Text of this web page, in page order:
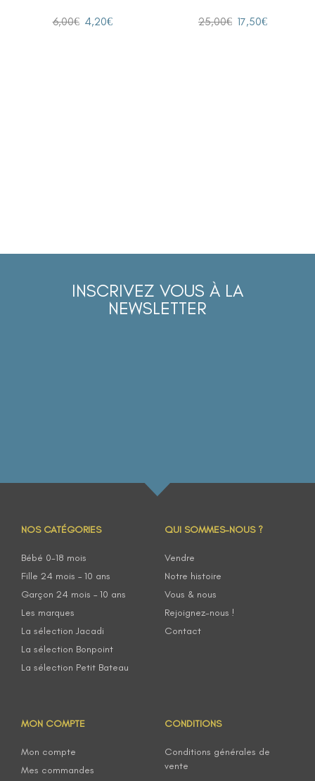
6,00€ 4,20€ 25,00€ 17,50€
INSCRIVEZ VOUS À LA
NEWSLETTER
NOS CATÉGORIES
Bébé 0-18 mois
Fille 24 mois – 10 ans
Garçon 24 mois – 10 ans
Les marques
La sélection Jacadi
La sélection Bonpoint
La sélection Petit Bateau
QUI SOMMES-NOUS ?
Vendre
Notre histoire
Vous & nous
Rejoignez-nous !
Contact
MON COMPTE
Mon compte
Mes commandes
CONDITIONS
Conditions générales de
vente